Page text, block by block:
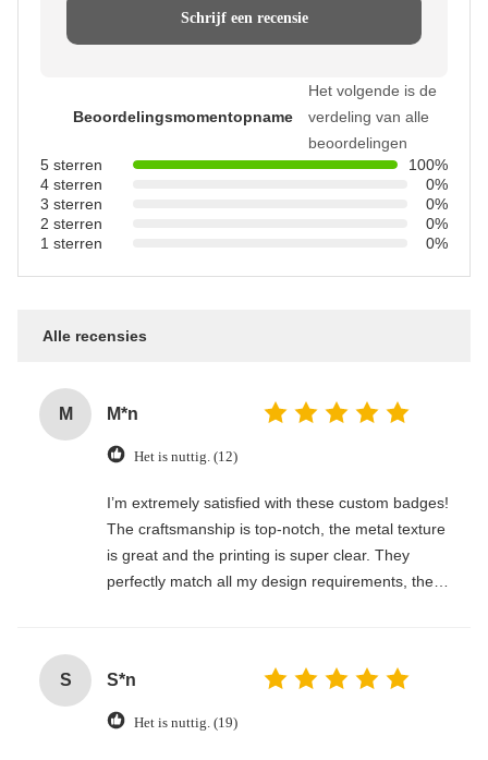
Schrijf een recensie
Beoordelingsmomentopname
Het volgende is de
verdeling van alle
beoordelingen
5 sterren
100%
4 sterren
0%
3 sterren
0%
2 sterren
0%
1 sterren
0%
Alle recensies
M M*n
Het is nuttig. (12)
I’m extremely satisfied with these custom badges!
The craftsmanship is top-notch, the metal texture
is great and the printing is super clear. They
perfectly match all my design requirements, the
S S*n
Het is nuttig. (19)